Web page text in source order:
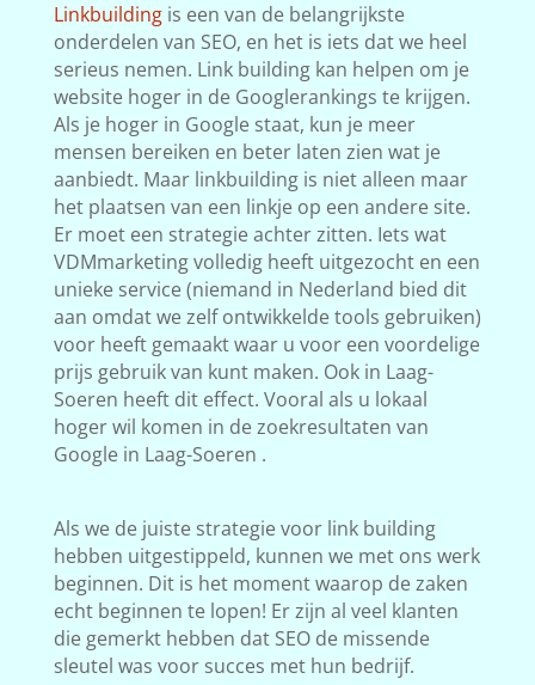
Linkbuildingis een van de belangrijkste
onderdelen van SEO, en het is iets dat we heel
serieus nemen. Link building kan helpen om je
website hoger in de Googlerankings te krijgen.
Als je hoger in Google staat, kun je meer
mensen bereiken en beter laten zien wat je
aanbiedt. Maar linkbuilding is niet alleen maar
het plaatsen van een linkje op een andere site.
Er moet een strategie achter zitten. Iets wat
VDMmarketing volledig heeft uitgezocht en een
unieke service (niemand in Nederland bied dit
aan omdat we zelf ontwikkelde tools gebruiken)
voor heeft gemaakt waar u voor een voordelige
prijs gebruik van kunt maken. Ook in Laag-
Soeren heeft dit effect. Vooral als u lokaal
hoger wil komen in de zoekresultaten van
Google in Laag-Soeren .
Als we de juiste strategie voor link building
hebben uitgestippeld, kunnen we met ons werk
beginnen. Dit is het moment waarop de zaken
echt beginnen te lopen! Er zijn al veel klanten
die gemerkt hebben dat SEO de missende
sleutel was voor succes met hun bedrijf.